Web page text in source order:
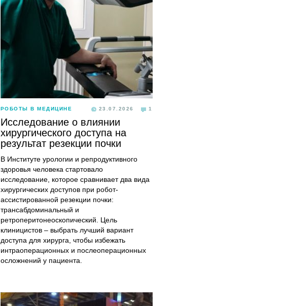
РОБОТЫ В МЕДИЦИНЕ 23.07.2026 1
Исследование о влиянии
хирургического доступа на
результат резекции почки
В Институте урологии и репродуктивного
здоровья человека стартовало
исследование, которое сравнивает два вида
хирургических доступов при робот-
ассистированной резекции почки:
трансабдоминальный и
ретроперитонеоскопический. Цель
клиницистов – выбрать лучший вариант
доступа для хирурга, чтобы избежать
интраоперационных и послеоперационных
осложнений у пациента.